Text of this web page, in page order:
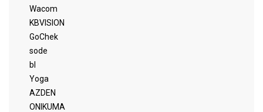
Wacom
KBVISION
GoChek
sode
bl
Yoga
AZDEN
ONIKUMA